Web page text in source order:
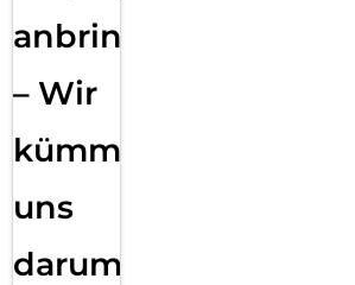
anbringen
– Wir
kümmern
uns
darum!